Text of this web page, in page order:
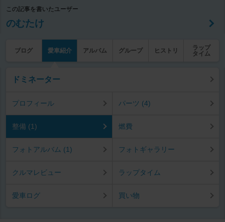
この記事を書いたユーザー
のむたけ
ブログ 愛車紹介 アルバム グループ ヒストリ
ラップ
タイム
ドミネーター
プロフィール パーツ (4)
整備 (1) 燃費
フォトアルバム (1) フォトギャラリー
クルマレビュー ラップタイム
愛車ログ 買い物